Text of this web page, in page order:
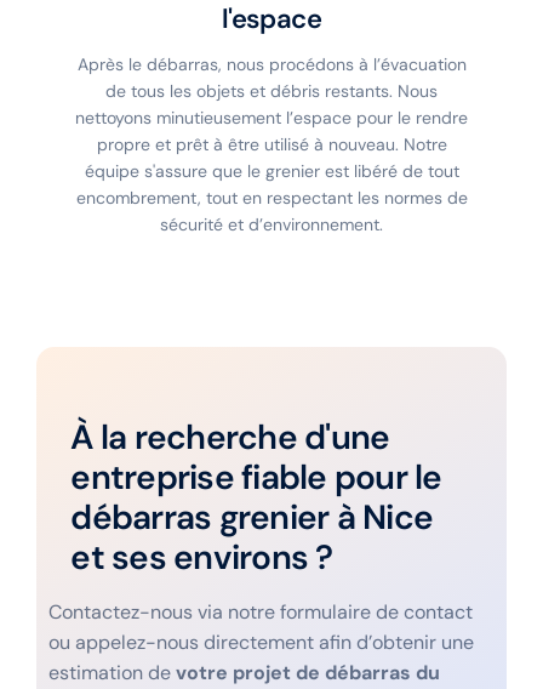
l'espace
Après le débarras, nous procédons à l’évacuation
de tous les objets et débris restants. Nous
nettoyons minutieusement l’espace pour le rendre
propre et prêt à être utilisé à nouveau. Notre
équipe s'assure que le grenier est libéré de tout
encombrement, tout en respectant les normes de
sécurité et d’environnement.
À la recherche d'une
entreprise fiable pour le
débarras grenier à Nice
et ses environs ?
Contactez-nous via notre formulaire de contact
ou appelez-nous directement afin d’obtenir une
estimation devotre projet de débarras du